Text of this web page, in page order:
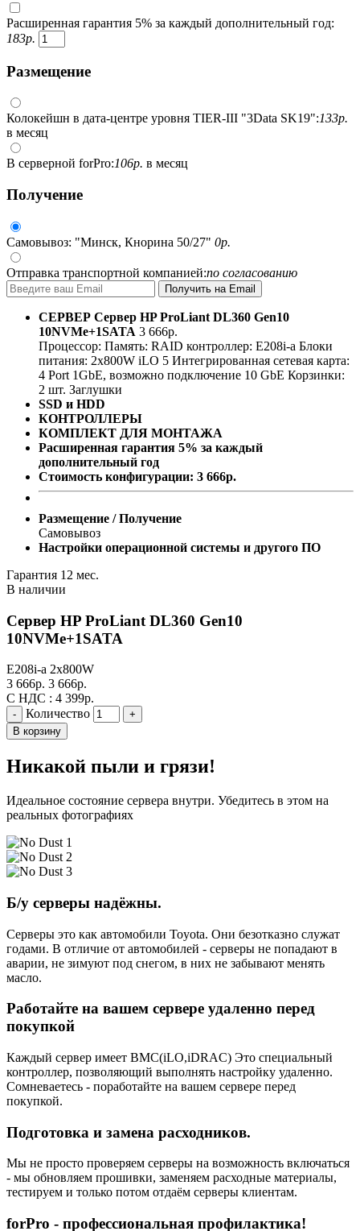
Расширенная гарантия 5% за каждый дополнительный год:
183р.
Размещение
Колокейшн в дата-центре уровня TIER-III "3Data SK19":133р.
в месяц
В серверной forPro:106р. в месяц
Получение
Самовывоз: "Минск, Кнорина 50/27" 0р.
Отправка транспортной компанией:по согласованию
СЕРВЕР Сервер HP ProLiant DL360 Gen10
10NVMe+1SATA 3 666р.
Процессор: Память: RAID контроллер: E208i-a Блоки
питания: 2x800W iLO 5 Интегрированная сетевая карта:
4 Port 1GbE, возможно подключение 10 GbE Корзинки:
2 шт. Заглушки
SSD и HDD
КОНТРОЛЛЕРЫ
КОМПЛЕКТ ДЛЯ МОНТАЖА
Расширенная гарантия 5% за каждый
дополнительный год
Стоимость конфигурации: 3 666р.
Размещение / Получение
Самовывоз
Настройки операционной системы и другого ПО
Гарантия 12 мес.
В наличии
Сервер HP ProLiant DL360 Gen10
10NVMe+1SATA
E208i-a 2x800W
3 666р. 3 666р.
С НДС : 4 399р.
- Количество
+
В корзину
Никакой пыли и грязи!
Идеальное состояние сервера внутри. Убедитесь в этом на
реальных фотографиях
Б/у серверы надёжны.
Серверы это как автомобили Toyota. Они безотказно служат
годами. В отличие от автомобилей - серверы не попадают в
аварии, не зимуют под снегом, в них не забывают менять
масло.
Работайте на вашем сервере удаленно перед
покупкой
Каждый сервер имеет BMC(iLO,iDRAC) Это специальный
контроллер, позволяющий выполнять настройку удаленно.
Сомневаетесь - поработайте на вашем сервере перед
покупкой.
Подготовка и замена расходников.
Мы не просто проверяем серверы на возможность включаться
- мы обновляем прошивки, заменяем расходные материалы,
тестируем и только потом отдаём серверы клиентам.
forPro - профессиональная профилактика!